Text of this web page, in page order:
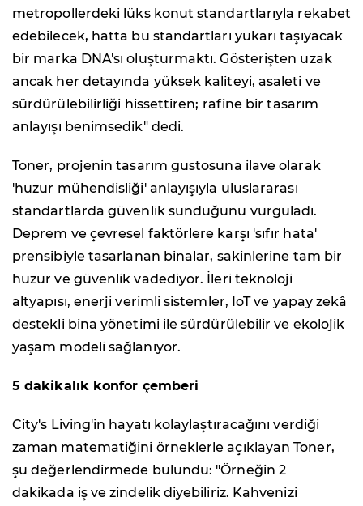
metropollerdeki lüks konut standartlarıyla rekabet
edebilecek, hatta bu standartları yukarı taşıyacak
bir marka DNA'sı oluşturmaktı. Gösterişten uzak
ancak her detayında yüksek kaliteyi, asaleti ve
sürdürülebilirliği hissettiren; rafine bir tasarım
anlayışı benimsedik" dedi.
Toner, projenin tasarım gustosuna ilave olarak
'huzur mühendisliği' anlayışıyla uluslararası
standartlarda güvenlik sunduğunu vurguladı.
Deprem ve çevresel faktörlere karşı 'sıfır hata'
prensibiyle tasarlanan binalar, sakinlerine tam bir
huzur ve güvenlik vadediyor. İleri teknoloji
altyapısı, enerji verimli sistemler, IoT ve yapay zekâ
destekli bina yönetimi ile sürdürülebilir ve ekolojik
yaşam modeli sağlanıyor.
5 dakikalık konfor çemberi
City's Living'in hayatı kolaylaştıracağını verdiği
zaman matematiğini örneklerle açıklayan Toner,
şu değerlendirmede bulundu: "Örneğin 2
dakikada iş ve zindelik diyebiliriz. Kahvenizi